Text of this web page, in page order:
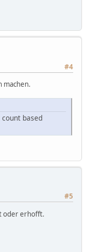
#4
machen.
based
#5
oder erhofft.